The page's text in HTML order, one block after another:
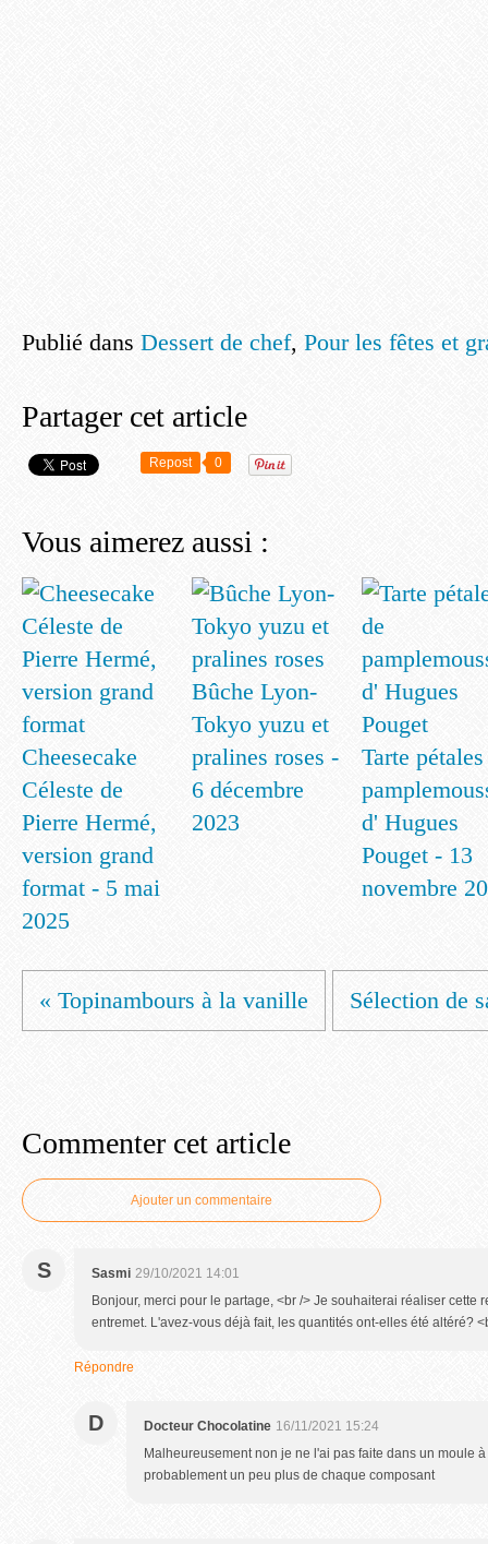
Publié dans Dessert de chef, Pour les fêtes et
Partager cet article
Repost 0
Vous aimerez aussi :
Cheesecake
Céleste de
Pierre Hermé,
version grand
format - 5 mai
2025
Bûche Lyon-
Tokyo yuzu et
pralines roses -
6 décembre
2023
Tarte
d' Hugues
Pouget - 13
novembre
« Topinambours à la vanille Sélection de
Commenter cet article
Ajouter un commentaire
S Sasmi 29/10/2021 14:01
Bonjour, merci pour le partage, <br /> Je souhaiterai réaliser cette
entremet. L'avez-vous déjà fait, les quantités ont-elles été altéré?
Répondre
D Docteur Chocolatine 16/11/2021 15:24
Malheureusement non je ne l'ai pas faite dans un moule
probablement un peu plus de chaque composant